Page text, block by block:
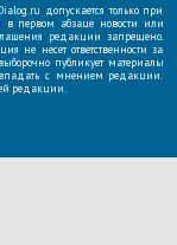
допускается только при
в первом абзаце новости или
редакции запрещено.
не несет ответственности за
публикует материалы
с мнением редакции.
редакции.